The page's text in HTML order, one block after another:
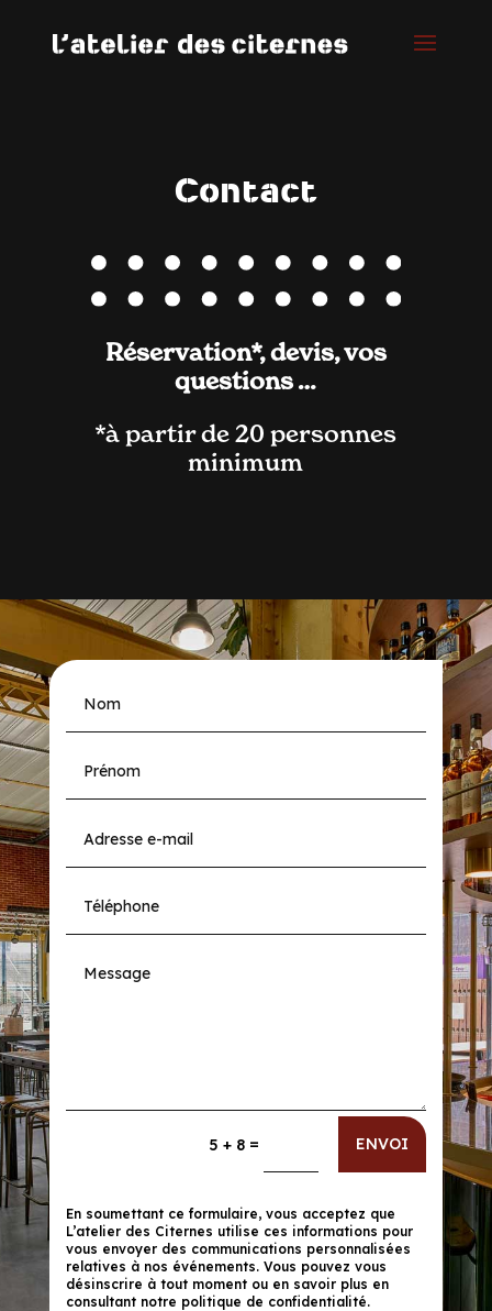
Contact
Réservation*, devis, vos
questions …
*à partir de 20 personnes
minimum
5 + 8 = ENVOI
En soumettant ce formulaire, vous acceptez que
L’atelier des Citernes utilise ces informations pour
vous envoyer des communications personnalisées
relatives à nos événements. Vous pouvez vous
désinscrire à tout moment ou en savoir plus en
consultant notre politique de confidentialité.